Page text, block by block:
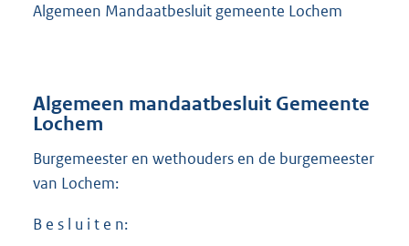
Algemeen Mandaatbesluit gemeente Lochem
Algemeen mandaatbesluit Gemeente
Lochem
Burgemeester en wethouders en de burgemeester
van Lochem:
B e s l u i t e n: